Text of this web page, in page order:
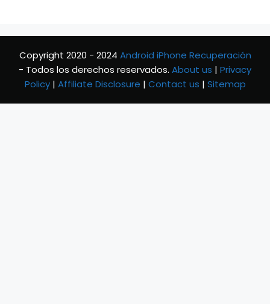
Copyright 2020 - 2024 Android iPhone Recuperación
- Todos los derechos reservados. About us | Privacy
Policy | Affiliate Disclosure | Contact us | Sitemap